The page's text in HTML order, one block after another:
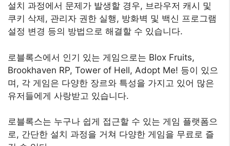
설치 과정에서 문제가 발생할 경우, 브라우저 캐시 및
쿠키 삭제, 관리자 권한 실행, 방화벽 및 백신 프로그램
설정 변경 등의 방법으로 해결할 수 있습니다.
로블록스에서 인기 있는 게임으로는 Blox Fruits,
Brookhaven RP, Tower of Hell, Adopt Me! 등이 있으
며, 각 게임은 다양한 장르와 특성을 가지고 있어 많은
유저들에게 사랑받고 있습니다.
로블록스는 누구나 쉽게 접근할 수 있는 게임 플랫폼으
로, 간단한 설치 과정을 거쳐 다양한 게임을 무료로 즐